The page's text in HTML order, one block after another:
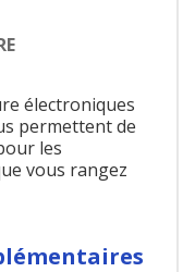
électroniques
permettent de
les
vous rangez